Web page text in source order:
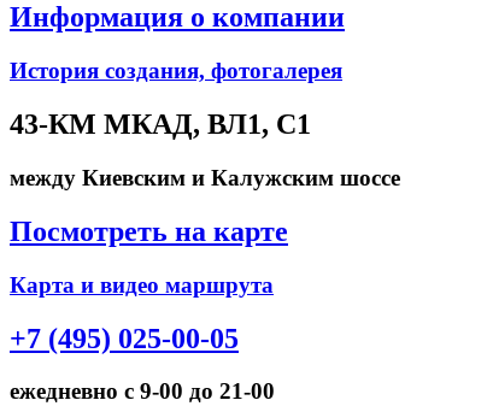
Информация о компании
История создания, фотогалерея
43-КМ МКАД, ВЛ1, С1
между Киевским и Калужским шоссе
Посмотреть на карте
Карта и видео маршрута
+7 (495) 025-00-05
ежедневно с 9-00 до 21-00